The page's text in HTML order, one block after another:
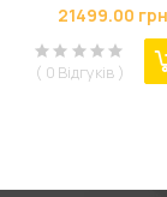
21499.00 грн
( 0 Відгуків )